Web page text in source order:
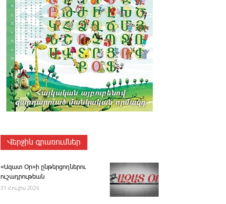
Վերջին գրառումներ
«Ազատ Օր»ի ընթերցողներու
ուշադրութեան
31 Հուլիս 2026